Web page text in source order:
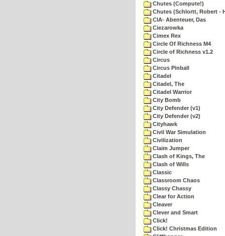
Chutes (Compute!)
Chutes (Schlortt, Robert -
CIA- Abenteuer, Das
Ciezarowka
Cimex Rex
Circle Of Richness M4
Circle of Richness v1.2
Circus
Circus Pinball
Citadel
Citadel, The
Citadel Warrior
City Bomb
City Defender (v1)
City Defender (v2)
Cityhawk
Civil War Simulation
Civilization
Claim Jumper
Clash of Kings, The
Clash of Wills
Classic
Classroom Chaos
Classy Chassy
Clear for Action
Cleaver
Clever and Smart
Click!
Click! Christmas Edition